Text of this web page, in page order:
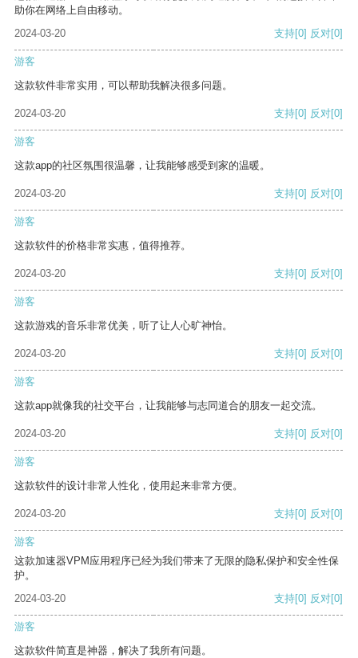
助你在网络上自由移动。
2024-03-20
支持[0] 反对[0]
游客
这款软件非常实用，可以帮助我解决很多问题。
2024-03-20 支持[0] 反对[0]
游客
这款app的社区氛围很温馨，让我能够感受到家的温暖。
2024-03-20 支持[0] 反对[0]
游客
这款软件的价格非常实惠，值得推荐。
2024-03-20 支持[0] 反对[0]
游客
这款游戏的音乐非常优美，听了让人心旷神怡。
2024-03-20 支持[0] 反对[0]
游客
这款app就像我的社交平台，让我能够与志同道合的朋友一起交流。
2024-03-20 支持[0] 反对[0]
游客
这款软件的设计非常人性化，使用起来非常方便。
2024-03-20 支持[0] 反对[0]
游客
这款加速器VPM应用程序已经为我们带来了无限的隐私保护和安全性保
护。
2024-03-20
支持[0] 反对[0]
游客
这款软件简直是神器，解决了我所有问题。